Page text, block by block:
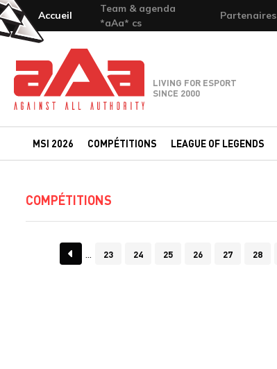
Accueil
Team & agenda
*aAa* cs
Partenaires
Team-aAa - against All authority
LIVING FOR ESPORT
SINCE 2000
MSI 2026 COMPÉTITIONS LEAGUE OF LEGENDS
COMPÉTITIONS
23 24 25 26 27 28